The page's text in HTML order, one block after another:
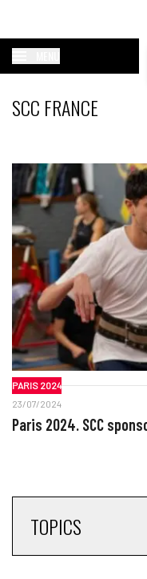
SCC FRANCE
PARIS 2024
23/07/2024
Paris 2024. SCC
TOPICS